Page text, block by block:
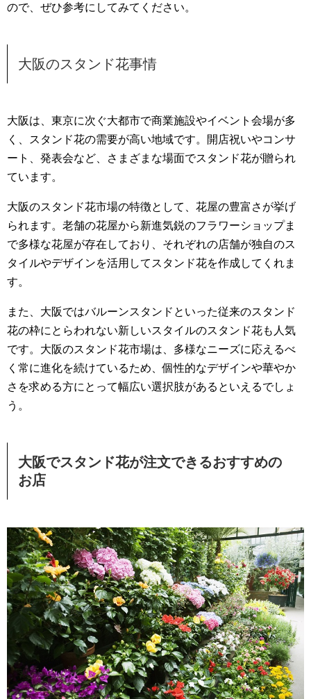
ので、ぜひ参考にしてみてください。
大阪のスタンド花事情
大阪は、東京に次ぐ大都市で商業施設やイベント会場が多
く、スタンド花の需要が高い地域です。開店祝いやコンサ
ート、発表会など、さまざまな場面でスタンド花が贈られ
ています。
大阪のスタンド花市場の特徴として、花屋の豊富さが挙げ
られます。老舗の花屋から新進気鋭のフラワーショップま
で多様な花屋が存在しており、それぞれの店舗が独自のス
タイルやデザインを活用してスタンド花を作成してくれま
す。
また、大阪ではバルーンスタンドといった従来のスタンド
花の枠にとらわれない新しいスタイルのスタンド花も人気
です。大阪のスタンド花市場は、多様なニーズに応えるべ
く常に進化を続けているため、個性的なデザインや華やか
さを求める方にとって幅広い選択肢があるといえるでしょ
う。
大阪でスタンド花が注文できるおすすめの
お店